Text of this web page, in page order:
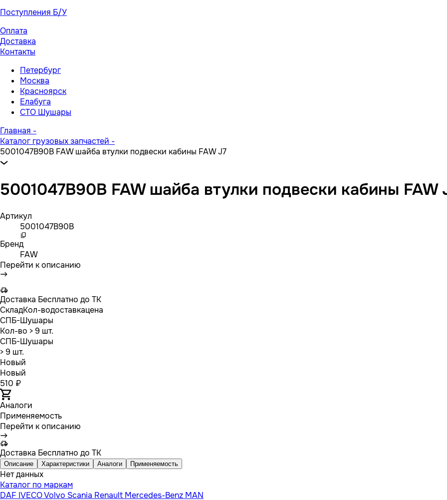
Поступления Б/У
Оплата
Доставка
Контакты
Петербург
Москва
Красноярск
Елабуга
СТО Шушары
Главная -
Каталог грузовых запчастей -
5001047B90B FAW шайба втулки подвески кабины FAW J7
5001047B90B FAW шайба втулки подвески кабины FAW
Артикул
5001047B90B
Бренд
FAW
Перейти к описанию
Доставка Бесплатно до ТК
СкладКол-водоставкацена
СПБ-Шушары
Кол-во > 9 шт.
СПБ-Шушары
> 9 шт.
Новый
Новый
510 ₽
Аналоги
Применяемость
Перейти к описанию
Доставка Бесплатно до ТК
Описание Характеристики Аналоги Применяемость
Нет данных
Каталог по маркам
DAF IVECOVolvo Scania Renault Mercedes-Benz MAN